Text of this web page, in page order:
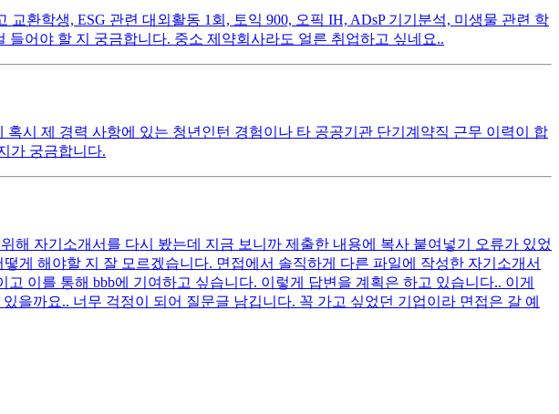
환학생, ESG 관련 대외활동 1회, 토익 900, 오픽 IH, ADsP 기기분석, 미생물 관련 학
어야 할 지 궁금합니다. 중소 제약회사라도 얼른 취업하고 싶네요..
시 제 경력 사항에 있는 청년인턴 경험이나 타 공공기관 단기계약직 근무 이력이 합
가 궁금합니다.
자기소개서를 다시 봤는데 지금 보니까 제출한 내용에 복사 붙여넣기 오류가 있었
게 해야할 지 잘 모르겠습니다. 면접에서 솔직하게 다른 파일에 작성한 자기소개서
이를 통해 bbb에 기여하고 싶습니다. 이렇게 답변을 계획은 하고 있습니다.. 이게
을까요.. 너무 걱정이 되어 질문글 남깁니다. 꼭 가고 싶었던 기업이라 면접은 갈 예